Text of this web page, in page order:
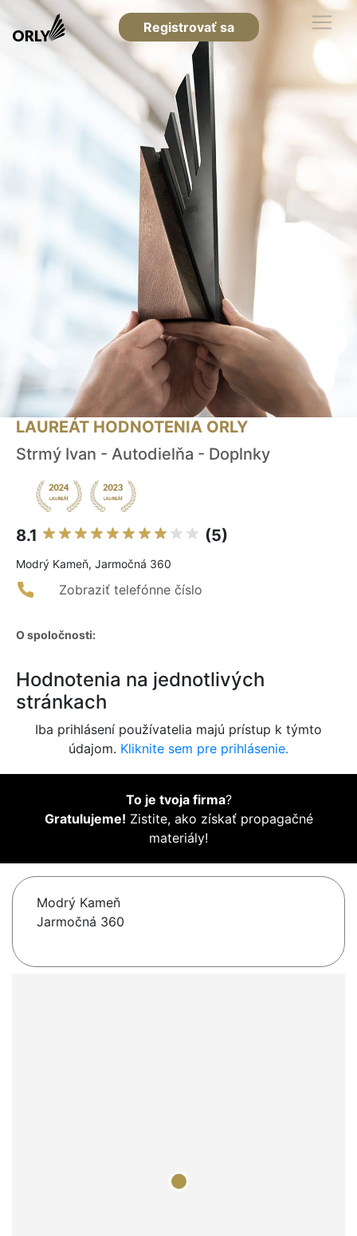
Registrovať sa
LAUREÁT HODNOTENIA ORLY
Strmý Ivan - Autodielňa - Doplnky
8.1 (5)
Modrý Kameň, Jarmočná 360
Zobraziť telefónne číslo
O spoločnosti:
Hodnotenia na jednotlivých
stránkach
Iba prihlásení používatelia majú prístup k týmto
údajom. Kliknite sem pre prihlásenie.
To je tvoja firma?
Gratulujeme! Zistite, ako získať propagačné
materiály!
Modrý Kameň
Jarmočná 360